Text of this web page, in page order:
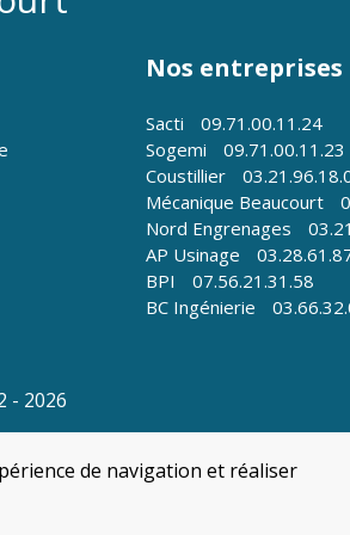
Nos entreprises
Sacti
09.71.00.11.24
Sogemi
09.71.00.11.23
Coustillier
Mécanique Beaucourt
Nord Engrenages
AP Usinage
BPI
07.56.21.31.58
BC Ingénierie
- 2026
de navigation et réaliser